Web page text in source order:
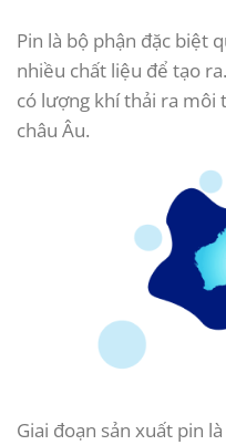
Pin là bộ phận đặc biệt
nhiều chất liệu để tạo
có lượng khí thải ra môi
châu Âu.
Giai đoạn sản xuất pin